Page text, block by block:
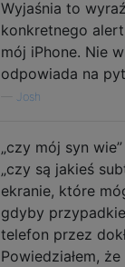
Wyjaśnia to
konkretnego
mój iPhone. Nie
odpowiada na
Josh
„czy mój syn
„czy są jakieś
ekranie, które
gdyby
telefon przez
Powiedziałem,